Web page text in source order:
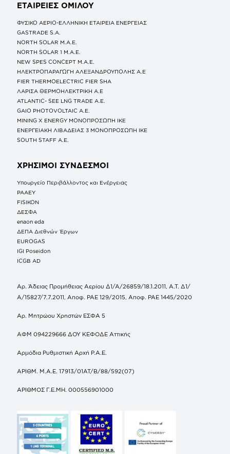
ΕΤΑΙΡΕΙΕΣ ΟΜΙΛΟΥ
ΦΥΣΙΚΟ ΑΕΡΙΟ-ΕΛΛΗΝΙΚΗ ΕΤΑΙΡΕΙΑ ΕΝΕΡΓΕΙΑΣ
GASTRADE S.A.
NORTH SOLAR M.Α.Ε.
NORTH SOLAR 1 M.Α.Ε.
NEW SPES CONCEPT Μ.Α.Ε.
ΗΛΕΚΤΡΟΠΑΡΑΓΩΓΗ ΑΛΕΞΑΝΔΡΟΥΠΟΛΗΣ A.E
FIER THERMOELECTRIC FIER SHA
ΛΑΡΙΣΑ ΘΕΡΜΟΗΛΕΚΤΡΙΚΗ A.E
ATLANTIC- SEE LNG TRADE A.E.
GAIO PHOTOVOLTAIC Α.Ε.
MINING X ENERGY ΜΟΝΟΠΡΟΣΩΠΗ ΙΚΕ
ΕΝΕΡΓΕΙΑΚΗ ΛΙΒΑΔΕΙΑΣ 3 ΜΟΝΟΠΡΟΣΩΠΗ ΙΚΕ
SOUTH STAFF Α.Ε.
ΧΡΗΣΙΜΟΙ ΣΥΝΔΕΣΜΟΙ
Υπουργείο Περιβάλλοντος και Ενέργειας
ΡΑΑΕΥ
FISIKON
ΔΕΣΦΑ
enaon eda
ΔΕΠΑ Διεθνών Έργων
EUROGAS
IGI Poseidon
ICGB AD
Αρ. Άδειας Προμήθειας Αερίου Δ1/Α/26859/18.1.2011, Α.Τ. Δ1/
Α/15827/7.7.2011, Αποφ. ΡΑΕ 129/2015, Αποφ. ΡΑΕ 1445/2020
Αρ. Μητρώου Χρηστών ΕΣΦΑ 5
ΑΦΜ 094229666 ΔΟΥ ΚΕΦΟΔΕ Αττικής
Αρμόδια Ρυθμιστική Αρχή Ρ.Α.Ε.
ΑΡΙΘΜ. Μ.Α.Ε. 17913/01ΑΤ/Β/88/592(07)
ΑΡΙΘΜΟΣ Γ.Ε.ΜΗ. 000556901000